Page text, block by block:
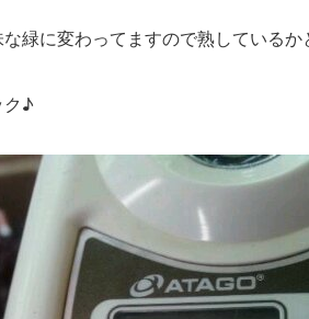
緑に変わってますので熟している
ク♪